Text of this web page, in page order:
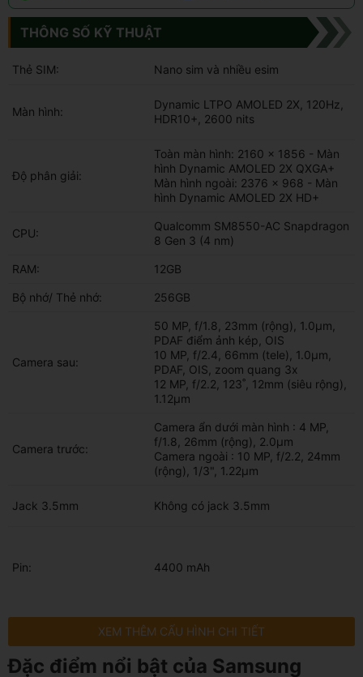
THÔNG SỐ KỸ THUẬT
Thẻ SIM: Nano sim và nhiều esim
Màn hình:
Dynamic LTPO AMOLED 2X, 120Hz,
HDR10+, 2600 nits
Độ phân giải:
Toàn màn hình: 2160 x 1856 - Màn
hình Dynamic AMOLED 2X QXGA+
Màn hình ngoài: 2376 x 968 - Màn
hình Dynamic AMOLED 2X HD+
CPU:
Qualcomm SM8550-AC Snapdragon
8 Gen 3 (4 nm)
RAM: 12GB
Bộ nhớ/ Thẻ nhớ: 256GB
Camera sau:
50 MP, f/1.8, 23mm (rộng), 1.0µm,
PDAF điểm ảnh kép, OIS
10 MP, f/2.4, 66mm (tele), 1.0µm,
PDAF, OIS, zoom quang 3x
12 MP, f/2.2, 123˚, 12mm (siêu rộng),
1.12µm
Camera trước:
Camera ẩn dưới màn hình : 4 MP,
f/1.8, 26mm (rộng), 2.0µm
Camera ngoài : 10 MP, f/2.2, 24mm
(rộng), 1/3", 1.22µm
Jack 3.5mm Không có jack 3.5mm
Pin: 4400 mAh
XEM THÊM CẤU HÌNH CHI TIẾT
Đặc điểm nổi bật của Samsung